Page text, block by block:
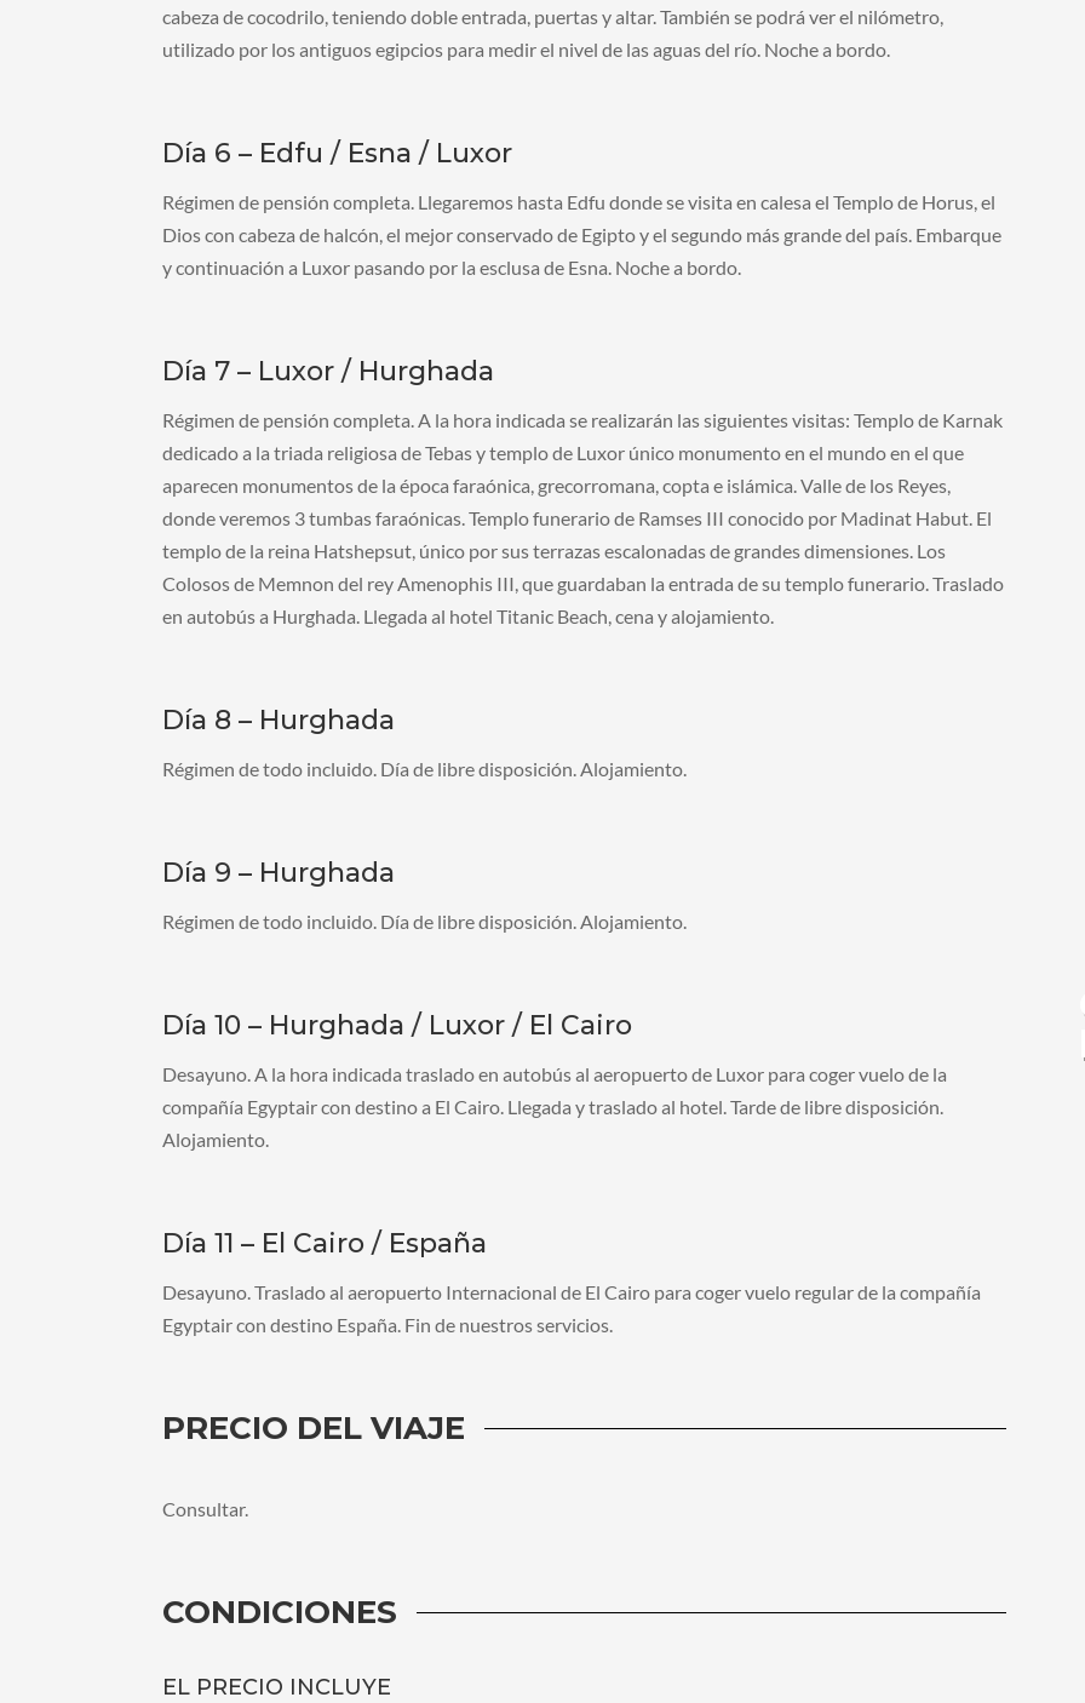
cabeza de cocodrilo, teniendo doble entrada, puertas y altar. También se podrá ver el nilómetro,
utilizado por los antiguos egipcios para medir el nivel de las aguas del río. Noche a bordo.
Día 6 – Edfu / Esna / Luxor
Régimen de pensión completa. Llegaremos hasta Edfu donde se visita en calesa el Templo de Horus, el
Dios con cabeza de halcón, el mejor conservado de Egipto y el segundo más grande del país. Embarque
y continuación a Luxor pasando por la esclusa de Esna. Noche a bordo.
Día 7 – Luxor / Hurghada
Régimen de pensión completa. A la hora indicada se realizarán las siguientes visitas: Templo de Karnak
dedicado a la triada religiosa de Tebas y templo de Luxor único monumento en el mundo en el que
aparecen monumentos de la época faraónica, grecorromana, copta e islámica. Valle de los Reyes,
donde veremos 3 tumbas faraónicas. Templo funerario de Ramses III conocido por Madinat Habut. El
templo de la reina Hatshepsut, único por sus terrazas escalonadas de grandes dimensiones. Los
Colosos de Memnon del rey Amenophis III, que guardaban la entrada de su templo funerario. Traslado
en autobús a Hurghada. Llegada al hotel Titanic Beach, cena y alojamiento.
Día 8 – Hurghada
Régimen de todo incluido. Día de libre disposición. Alojamiento.
Día 9 – Hurghada
Régimen de todo incluido. Día de libre disposición. Alojamiento.
Día 10 – Hurghada / Luxor / El Cairo
Desayuno. A la hora indicada traslado en autobús al aeropuerto de Luxor para coger vuelo de la
compañía Egyptair con destino a El Cairo. Llegada y traslado al hotel. Tarde de libre disposición.
Alojamiento.
Día 11 – El Cairo / España
Desayuno. Traslado al aeropuerto Internacional de El Cairo para coger vuelo regular de la compañía
Egyptair con destino España. Fin de nuestros servicios.
PRECIO DEL VIAJE
Consultar.
CONDICIONES
EL PRECIO INCLUYE